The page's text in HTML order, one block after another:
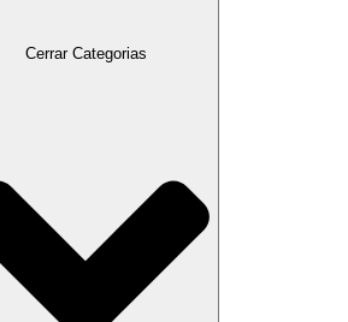
Cerrar Categorias